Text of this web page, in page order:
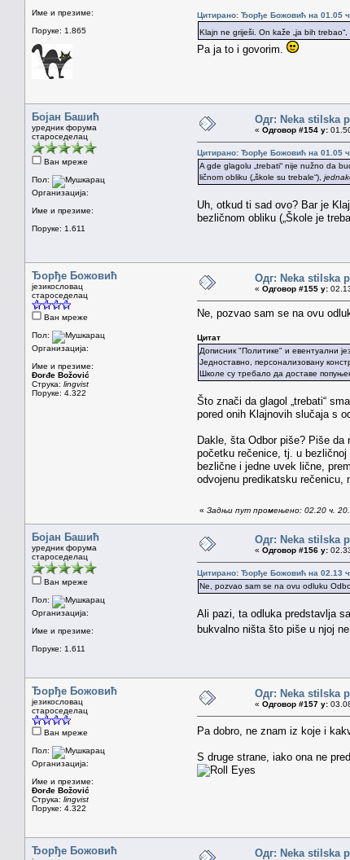
Име и презиме:
Поруке: 1.865
Цитирано: Ђорђе Божовић на 01.05
Klajn ne griješi. On kaže „ja bih
Pa ja to i govorim.
Бојан Башић
уредник форума
староседелац
Ван мреже
Пол:
Организација:
Име и презиме:
Поруке: 1.611
Одг: Neka stilska
« Одговор #154 у:
Цитирано: Ђорђе Божовић на 01.05
A gde glagolu „trebati“ nije nužno da
ličnom obliku („škole su trebale“),
Uh, otkud ti sad ovo? Bar je
bezličnom obliku („Škole je
Ђорђе Божовић
језикословац
староседелац
Ван мреже
Пол:
Организација:
Име и презиме:
Đorđe Božović
Струка: lingvist
Поруке: 4.322
Одг: Neka stilska
« Одговор #155 у:
Ne, pozvao sam se na ovu
Цитат
Дописник "Политике" и евентуални
Једноставно, персонализовану
Школе су требало да доставе
Što znači da glagol „trebati“
pored onih Klajnovih slučaja s
Dakle, šta Odbor piše? Piše da
početku rečenice, tj. u
bezlične i jedne uvek lične,
odvojenu predikatsku rečenicu,
« Задњи пут промењено: 02.20 ч.
Бојан Башић
уредник форума
староседелац
Ван мреже
Пол:
Организација:
Име и презиме:
Поруке: 1.611
Одг: Neka stilska
« Одговор #156 у:
Цитирано: Ђорђе Божовић на 02.13
Ne, pozvao sam se na ovu odluku
Ali pazi, ta odluka predstavlja
bukvalno ništa što piše u njoj
Ђорђе Божовић
језикословац
староседелац
Ван мреже
Пол:
Организација:
Име и презиме:
Đorđe Božović
Струка: lingvist
Поруке: 4.322
Одг: Neka stilska
« Одговор #157 у:
Pa dobro, ne znam iz koje i
S druge strane, iako ona ne
Ђорђе Божовић Одг: Neka stilska